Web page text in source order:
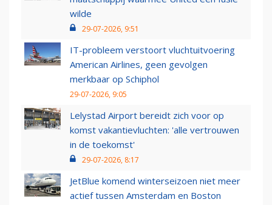
wilde
29-07-2026, 9:51
IT-probleem verstoort vluchtuitvoering
American Airlines, geen gevolgen
merkbaar op Schiphol
29-07-2026, 9:05
Lelystad Airport bereidt zich voor op
komst vakantievluchten: 'alle vertrouwen
in de toekomst'
29-07-2026, 8:17
JetBlue komend winterseizoen niet meer
actief tussen Amsterdam en Boston